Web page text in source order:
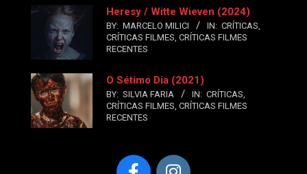
Heresy / Witte Wieven (2024)
BY: MARCELO MILICI IN: CRÍTICAS,
CRÍTICAS FILMES, CRÍTICAS FILMES
RECENTES
O Sétimo Dia (2021)
BY: SILVIA FARIA IN: CRÍTICAS,
CRÍTICAS FILMES, CRÍTICAS FILMES
RECENTES